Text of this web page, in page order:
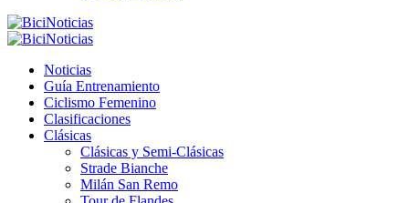
Noticias
Guía Entrenamiento
Ciclismo Femenino
Clasificaciones
Clásicas
Clásicas y Semi-Clásicas
Strade Bianche
Milán San Remo